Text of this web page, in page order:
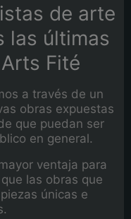
de arte
las últimas
Fité
a través de un
obras expuestas
que puedan ser
en general.
ventaja para
las obras que
únicas e